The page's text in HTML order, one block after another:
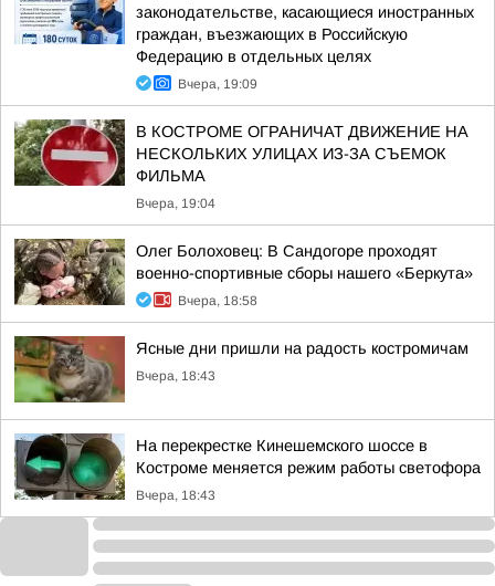
законодательстве, касающиеся иностранных
граждан, въезжающих в Российскую
Федерацию в отдельных целях
Вчера, 19:09
В КОСТРОМЕ ОГРАНИЧАТ ДВИЖЕНИЕ НА
НЕСКОЛЬКИХ УЛИЦАХ ИЗ-ЗА СЪЕМОК
ФИЛЬМА
Вчера, 19:04
Олег Болоховец: В Сандогоре проходят
военно-спортивные сборы нашего «Беркута»
Вчера, 18:58
Ясные дни пришли на радость костромичам
Вчера, 18:43
На перекрестке Кинешемского шоссе в
Костроме меняется режим работы светофора
Вчера, 18:43